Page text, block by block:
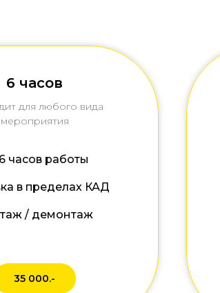
6 часов
для любого вида
мероприятия
часов работы
в пределах КАД
/ демонтаж
35 000.-